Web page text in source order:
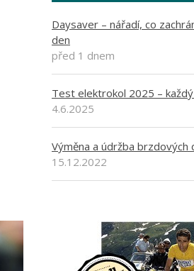
Daysaver – nářadí, co
den
před 1 dnem
Test elektrokol 2025 –
4.6.2025
Výměna a údržba brzdových
15.12.2022